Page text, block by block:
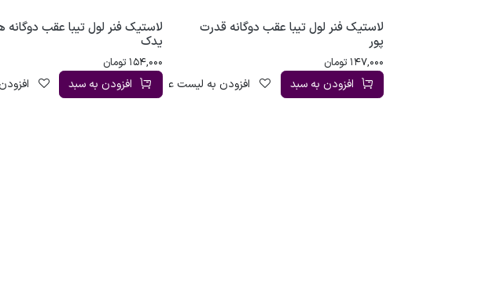
لاستیک فنر لول تیبا عقب دوگانه قدرت
پور
147,000 تومان
افزودن به سبد افزودن به لیست علاقه‌مندی
لاستیک فنر لول تیبا عقب دوگانه
یدک
154,000 تومان
افزودن به سبد